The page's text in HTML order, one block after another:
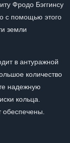
Фродо Бэггинсу
с помощью этого
земли
в антуражной
количество
надежную
кольца.